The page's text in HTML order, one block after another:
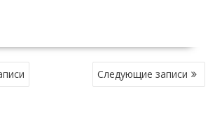
Следующие записи